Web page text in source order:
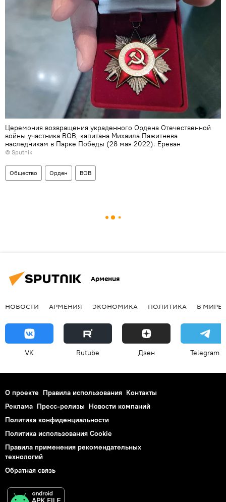
Церемония возвращения украденного Ордена Отечественной
войны участника ВОВ, капитана Михаила Пажитнева
наследникам в Парке Победы (28 мая 2022). Еревaн
© Sputnik
Общество Орден ВОВ
Армения
НОВОСТИ АРМЕНИЯ ЭКОНОМИКА ПОЛИТИКА В МИРЕ
VK Rutube Дзен Telegram
О проекте Правила использования Контакты
Реклама Пресс-релизы Новости компаний
Политика конфиденциальности
Политика использования Cookie
Правила применения рекомендательных
технологий
Обратная связь